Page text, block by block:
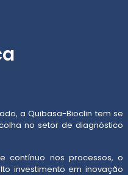
a Quibasa-Bioclin tem se
no setor de diagnóstico
contínuo nos processos, o
investimento em inovação